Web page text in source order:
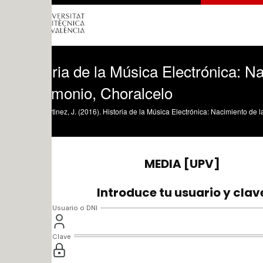
de la Música Electrónica:
Choralcelo